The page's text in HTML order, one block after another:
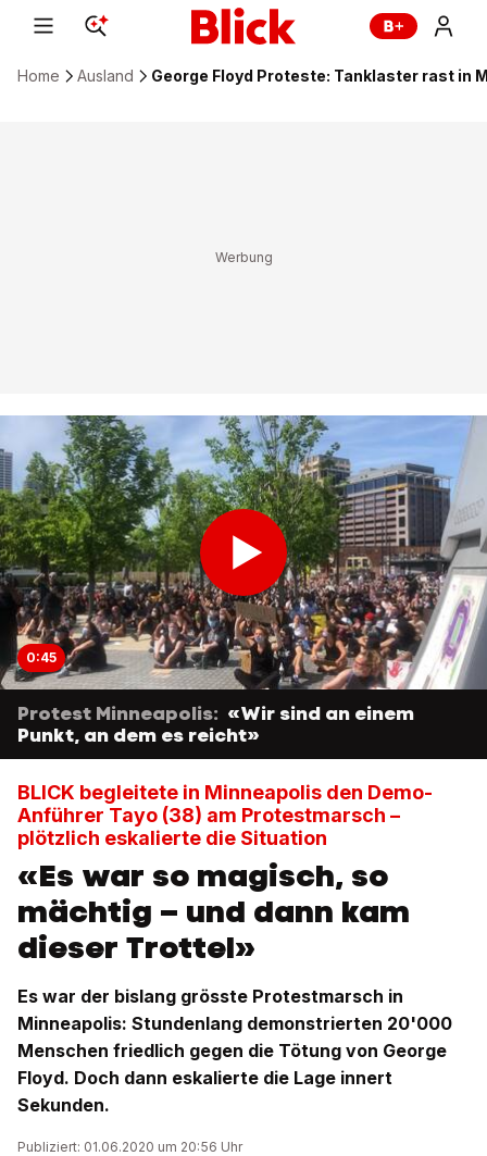
Home Ausland George Floyd Proteste: Tanklaster rast in
0:45
Protest Minneapolis: «Wir sind an einem
Punkt, an dem es reicht»
BLICK begleitete in Minneapolis den Demo-
Anführer Tayo (38) am Protestmarsch –
plötzlich eskalierte die Situation
«Es war so magisch, so
mächtig – und dann kam
dieser Trottel»
Es war der bislang grösste Protestmarsch in
Minneapolis: Stundenlang demonstrierten 20'000
Menschen friedlich gegen die Tötung von George
Floyd. Doch dann eskalierte die Lage innert
Sekunden.
Publiziert: 01.06.2020 um 20:56 Uhr